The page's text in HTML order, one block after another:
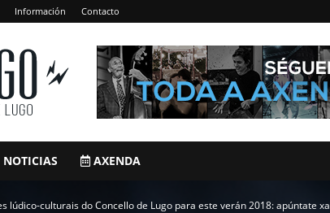
Información Contacto
NOTICIAS AXENDA
lúdico-culturais do Concello de Lugo para este verán 2018: apúntate xa